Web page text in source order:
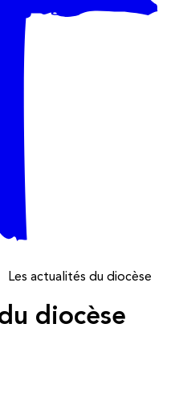
Les actualités du diocèse
diocèse